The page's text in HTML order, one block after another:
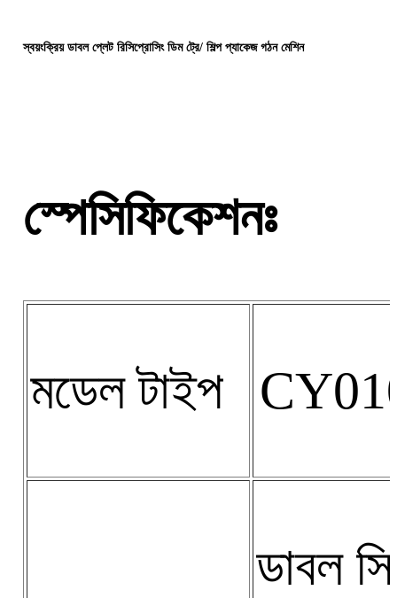
স্বয়ংক্রিয় ডাবল প্লেট রিসিপ্রোসিং ডিম ট্রে/ শিল্প প্যাকেজ গঠন মেশিন
স্পেসিফিকেশনঃ
মডেল টাইপ
ডাবল